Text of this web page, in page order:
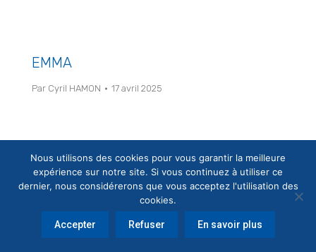
EMMA
Par Cyril HAMON 17 avril 2025
© Copyright ES13 - ConceptionAgence Odanak
Nous utilisons des cookies pour vous garantir la meilleure
expérience sur notre site. Si vous continuez à utiliser ce
dernier, nous considérerons que vous acceptez l'utilisation des
cookies.
Accepter Refuser En savoir plus